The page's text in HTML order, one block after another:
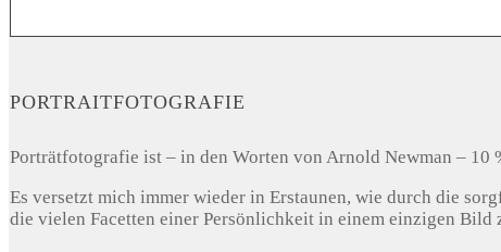
PORTRAITFOTOGRAFIE
Porträtfotografie ist – in den Worten von Arnold Newman – 10
Es versetzt mich immer wieder in Erstaunen, wie durch die
die vielen Facetten einer Persönlichkeit in einem einzigen Bild